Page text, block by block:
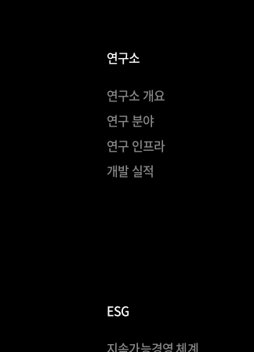
연구소
연구소 개요
연구 분야
연구 인프라
개발 실적
ESG
지속가능경영 체계